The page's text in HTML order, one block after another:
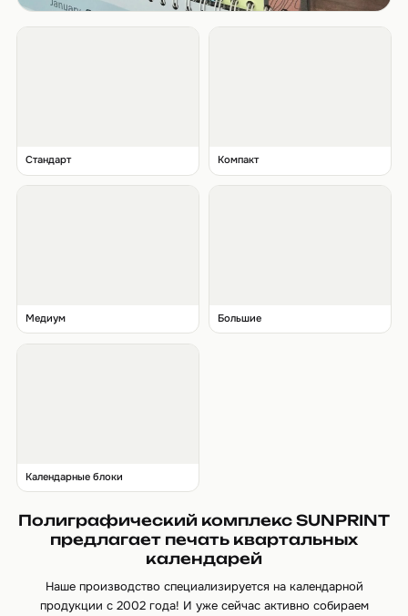
Стандарт Компакт
Медиум Большие
Календарные блоки
Полиграфический комплекс SUNPRINT
предлагает печать квартальных
календарей
Наше производство специализируется на календарной
продукции с 2002 года! И уже сейчас активно собираем